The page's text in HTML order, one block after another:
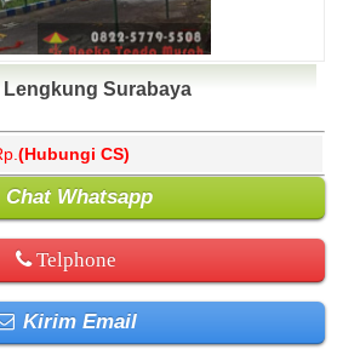
Lengkung Surabaya
(Hubungi CS)
Chat Whatsapp
Telphone
Kirim Email